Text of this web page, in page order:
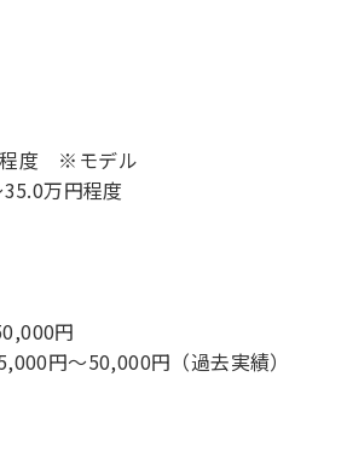
程度 ※モデル
万円程度
円
円～50,000円（過去実績）